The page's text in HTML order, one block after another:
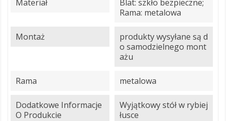
Materiał
Blat: szkło bezpieczne;
Rama: metalowa
Montaż
produkty wysyłane są d
o samodzielnego mont
ażu
Rama metalowa
Dodatkowe Informacje
O Produkcie
Wyjątkowy stół w rybiej
łusce